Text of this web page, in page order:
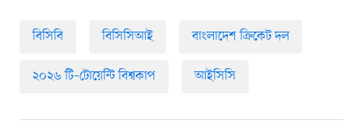
বিসিবি বিসিসিআই বাংলাদেশ ক্রিকেট দল
২০২৬ টি–টোয়েন্টি বিশ্বকাপ আইসিসি